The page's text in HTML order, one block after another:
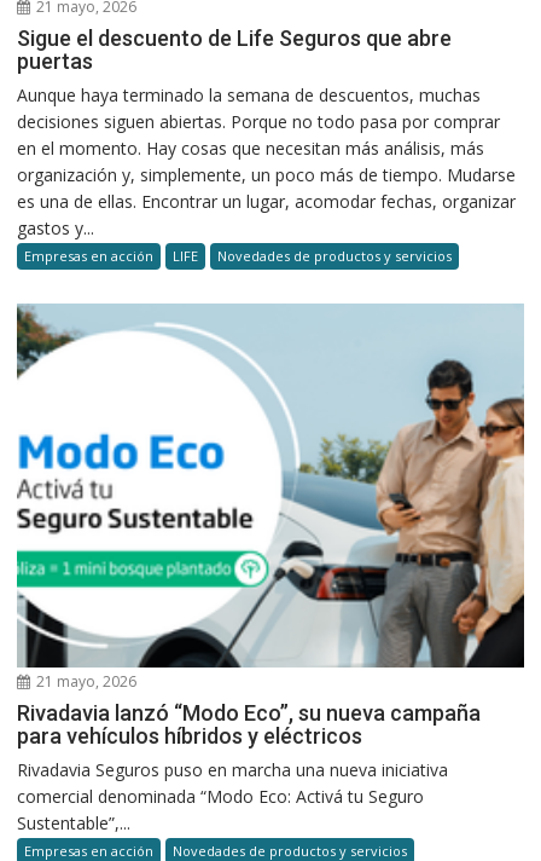
21 mayo, 2026
Sigue el descuento de Life Seguros que abre
puertas
Aunque haya terminado la semana de descuentos, muchas
decisiones siguen abiertas. Porque no todo pasa por comprar
en el momento. Hay cosas que necesitan más análisis, más
organización y, simplemente, un poco más de tiempo. Mudarse
es una de ellas. Encontrar un lugar, acomodar fechas, organizar
gastos y...
Empresas en acción LIFE Novedades de productos y servicios
21 mayo, 2026
Rivadavia lanzó “Modo Eco”, su nueva campaña
para vehículos híbridos y eléctricos
Rivadavia Seguros puso en marcha una nueva iniciativa
comercial denominada “Modo Eco: Activá tu Seguro
Sustentable”,...
Empresas en acción
Novedades de productos y servicios